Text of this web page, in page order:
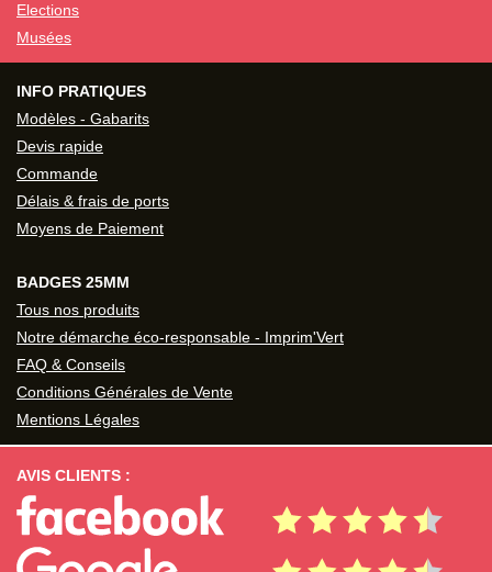
Elections
Musées
INFO PRATIQUES
Modèles - Gabarits
Devis rapide
Commande
Délais & frais de ports
Moyens de Paiement
BADGES 25MM
Tous nos produits
Notre démarche éco-responsable - Imprim'Vert
FAQ & Conseils
Conditions Générales de Vente
Mentions Légales
AVIS CLIENTS :